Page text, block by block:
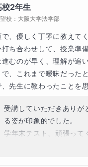
し、「分かったつも
生徒ほど、教科書を
。そのため、授業で
に確認します。
中で理解を定着させ
い！」とのお声をよ
間などを予め伝えて
ます。
まりちゃん」と呼ば
校2年生
校： 大阪大学法学部
で、優しく丁寧に教えて
打ち合わせして、授業準
むのが早く、理解が追
、これまで曖昧だった
先生に教わったことを
受講していただきありが
る姿が印象的でした。
学年末テスト、頑張って